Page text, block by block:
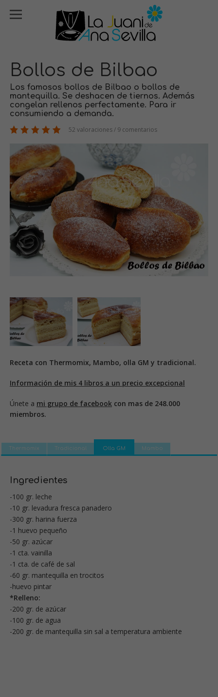
Bollos de Bilbao
Los famosos bollos de Bilbao o bollos de
mantequilla. Se deshacen de tiernos. Además
congelan rellenos perfectamente. Para ir
consumiendo a demanda.
52 valoraciones / 9 comentarios
Receta con Thermomix, Mambo, olla GM y tradicional.
Información de mis 4 libros a un precio excepcional
Únete a mi grupo de facebook con mas de 248.000
miembros.
Thermomix Tradicional Olla GM Mambo
Ingredientes
-100 gr. leche
-10 gr. levadura fresca panadero
-300 gr. harina fuerza
-1 huevo pequeño
-50 gr. azúcar
-1 cta. vainilla
-1 cta. de café de sal
-60 gr. mantequilla en trocitos
-huevo pintar
*Relleno:
-200 gr. de azúcar
-100 gr. de agua
-200 gr. de mantequilla sin sal a temperatura ambiente